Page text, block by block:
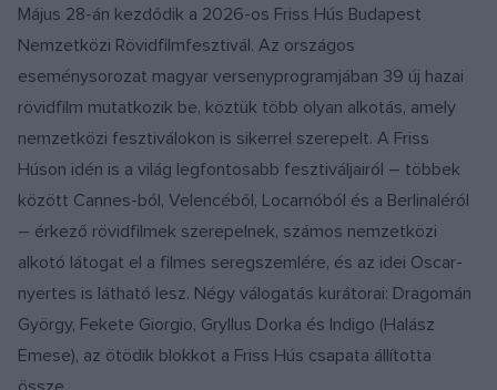
Május 28-án kezdődik a 2026-os Friss Hús Budapest
Nemzetközi Rövidfilmfesztivál. Az országos
eseménysorozat magyar versenyprogramjában 39 új hazai
rövidfilm mutatkozik be, köztük több olyan alkotás, amely
nemzetközi fesztiválokon is sikerrel szerepelt. A Friss
Húson idén is a világ legfontosabb fesztiváljairól – többek
között Cannes-ból, Velencéből, Locarnóból és a Berlinaléról
– érkező rövidfilmek szerepelnek, számos nemzetközi
alkotó látogat el a filmes seregszemlére, és az idei Oscar-
nyertes is látható lesz. Négy válogatás kurátorai: Dragomán
György, Fekete Giorgio, Gryllus Dorka és Indigo (Halász
Emese), az ötödik blokkot a Friss Hús csapata állította